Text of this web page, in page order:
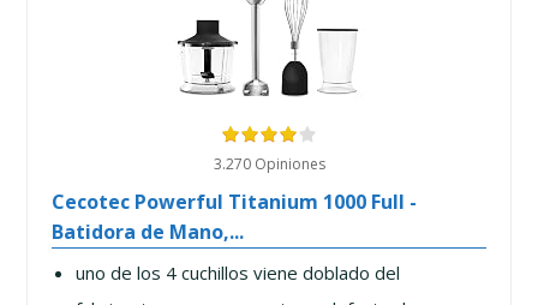
3.270 Opiniones
Cecotec Powerful Titanium 1000 Full -
Batidora de Mano,...
uno de los 4 cuchillos viene doblado del